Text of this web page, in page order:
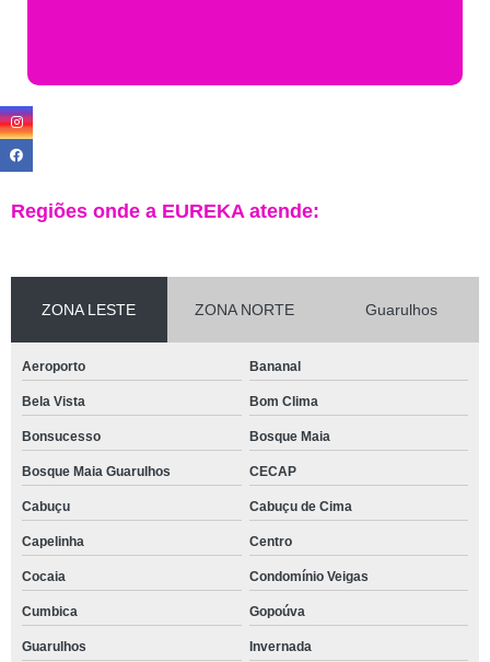
Regiões onde a EUREKA atende:
ZONA LESTE ZONA NORTE Guarulhos
Aeroporto Bananal
Bela Vista Bom Clima
Bonsucesso Bosque Maia
Bosque Maia Guarulhos CECAP
Cabuçu Cabuçu de Cima
Capelinha Centro
Cocaia Condomínio Veigas
Cumbica Gopoúva
Guarulhos Invernada